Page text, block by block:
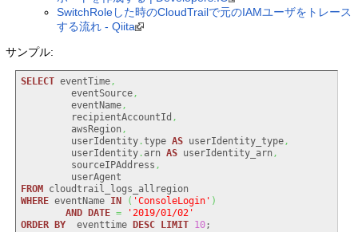
SwitchRoleした時のCloudTrailで元のIAMユーザをトレース
する流れ - Qiita
サンプル:
SELECT eventTime,
         eventSource
,
         eventName
,
         recipientAccountId
,
         awsRegion
,
         userIdentity
.type AS userIdentity_type,
         userIdentity
. arn AS userIdentity_arn,
         sourceIPAddress
,
FROM
cloudtrail_logs_allregion
WHERE eventName IN ( 'ConsoleLogin' )
AND
DATE =
'2019/01/02'
ORDER
BY
  eventtime
DESC LIMIT 10;